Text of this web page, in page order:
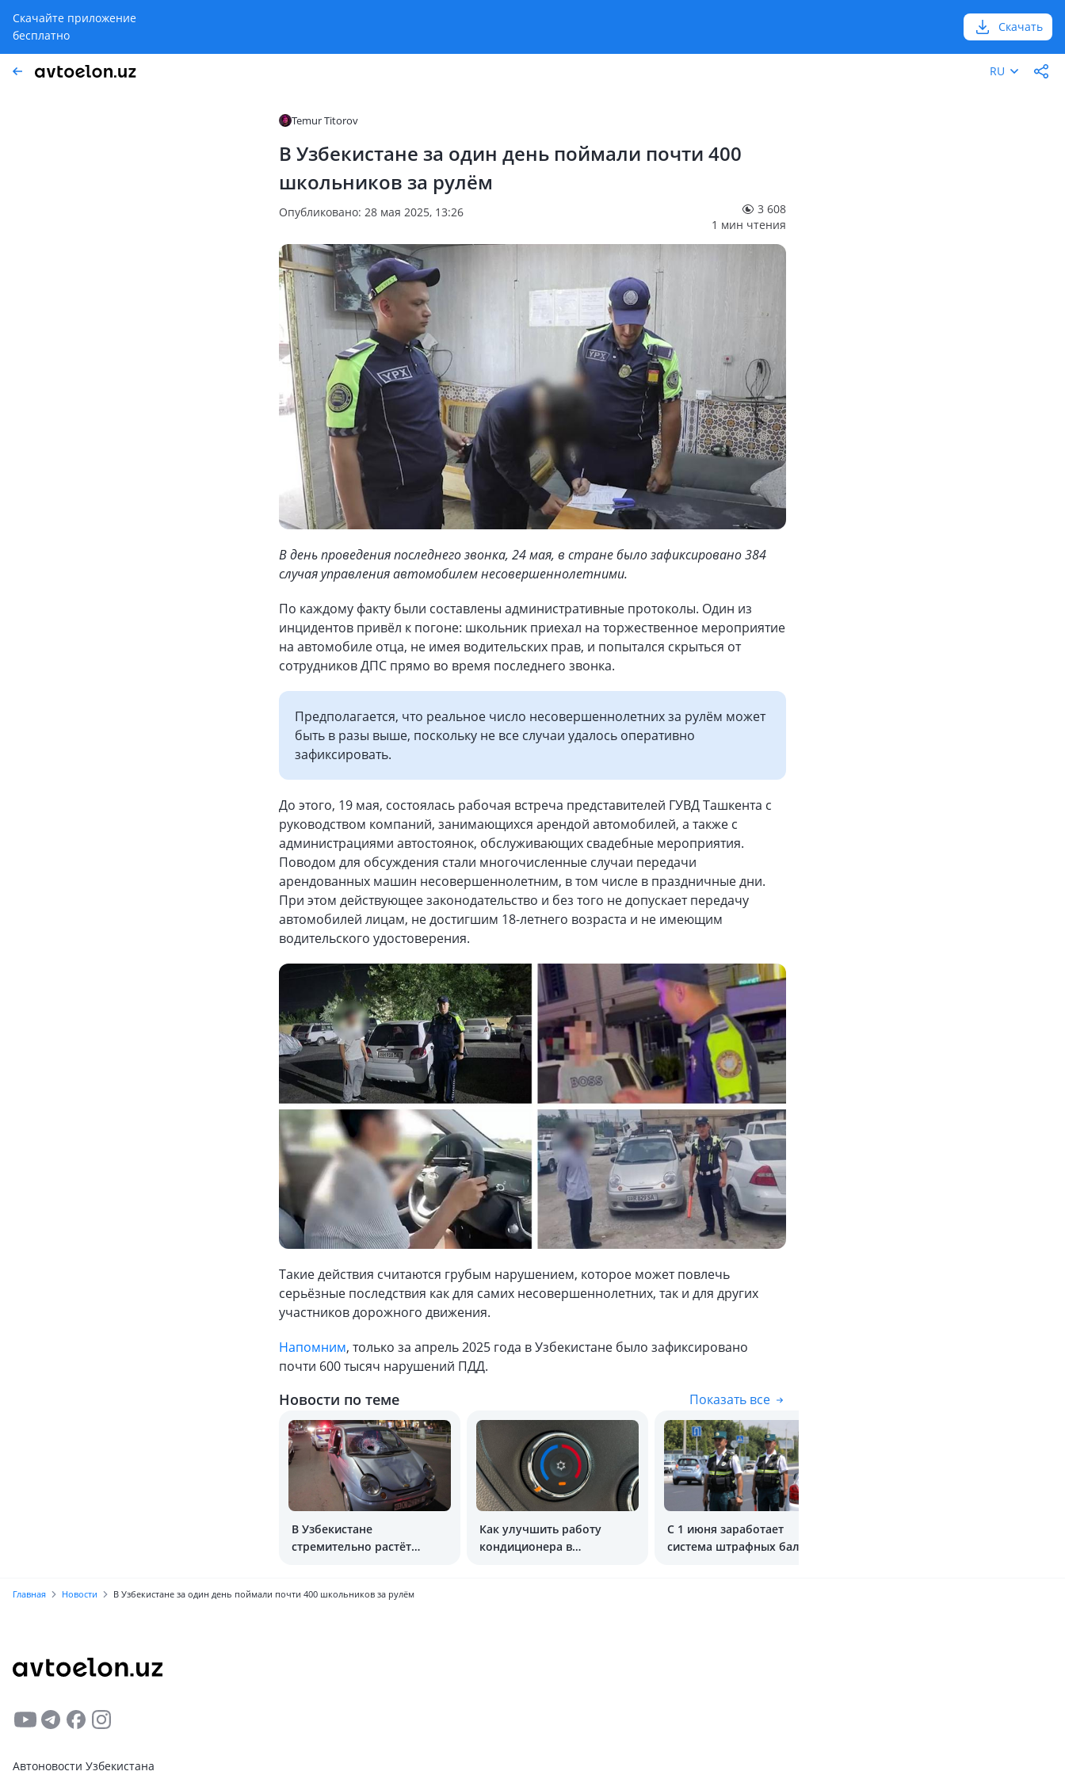
Скачайте приложение
бесплатно
Скачать
RU
Temur Titorov
В Узбекистане за один день поймали почти 400
школьников за рулём
Опубликовано: 28 мая 2025, 13:26
3 608
1 мин чтения
В день проведения последнего звонка, 24 мая, в стране было зафиксировано 384
случая управления автомобилем несовершеннолетними.
По каждому факту были составлены административные протоколы. Один из
инцидентов привёл к погоне: школьник приехал на торжественное мероприятие
на автомобиле отца, не имея водительских прав, и попытался скрыться от
сотрудников ДПС прямо во время последнего звонка.
Предполагается, что реальное число несовершеннолетних за рулём может
быть в разы выше, поскольку не все случаи удалось оперативно
зафиксировать.
До этого, 19 мая, состоялась рабочая встреча представителей ГУВД Ташкента с
руководством компаний, занимающихся арендой автомобилей, а также с
администрациями автостоянок, обслуживающих свадебные мероприятия.
Поводом для обсуждения стали многочисленные случаи передачи
арендованных машин несовершеннолетним, в том числе в праздничные дни.
При этом действующее законодательство и без того не допускает передачу
автомобилей лицам, не достигшим 18-летнего возраста и не имеющим
водительского удостоверения.
Такие действия считаются грубым нарушением, которое может повлечь
серьёзные последствия как для самих несовершеннолетних, так и для других
участников дорожного движения.
Напомним, только за апрель 2025 года в Узбекистане было зафиксировано
почти 600 тысяч нарушений ПДД.
Новости по теме Показать все
В Узбекистане
стремительно растёт
Как улучшить работу
кондиционера в
С 1 июня заработает
система штрафных баллов
Главная Новости В Узбекистане за один день поймали почти 400 школьников за рулём
Автоновости Узбекистана